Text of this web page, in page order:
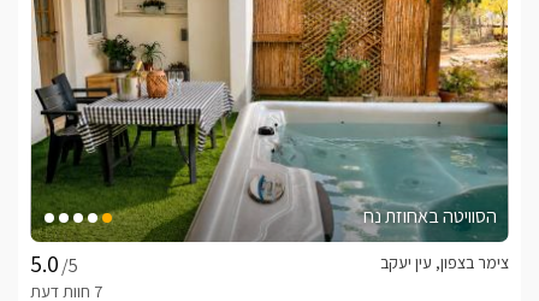
הסוויטה באחוזת נח
/5
צימר בצפון, עין יעקב